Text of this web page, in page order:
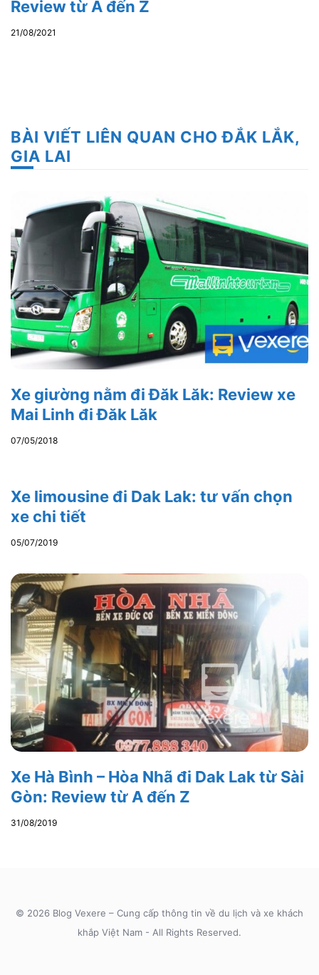
Review từ A đến Z
21/08/2021
BÀI VIẾT LIÊN QUAN CHO ĐẮK LẮK,
GIA LAI
Xe giường nằm đi Đăk Lăk: Review xe
Mai Linh đi Đăk Lăk
07/05/2018
Xe limousine đi Dak Lak: tư vấn chọn
xe chi tiết
05/07/2019
Xe Hà Bình – Hòa Nhã đi Dak Lak từ Sài
Gòn: Review từ A đến Z
31/08/2019
© 2026 Blog Vexere – Cung cấp thông tin về du lịch và xe khách
khắp Việt Nam - All Rights Reserved.